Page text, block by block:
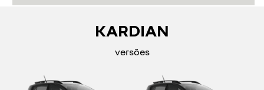
KARDIAN
versões